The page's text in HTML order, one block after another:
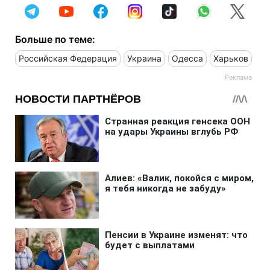
Больше по теме:
Российская Федерация Украина Одесса Харьков